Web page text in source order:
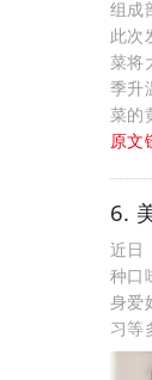
组成
此次
菜将
季升
菜的
原文
6.
近日
种口
身爱
习等